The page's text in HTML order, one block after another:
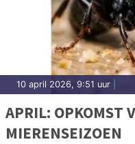
10 april 2026, 9:51 uur
APRIL: OPKOMST
MIERENSEIZOEN